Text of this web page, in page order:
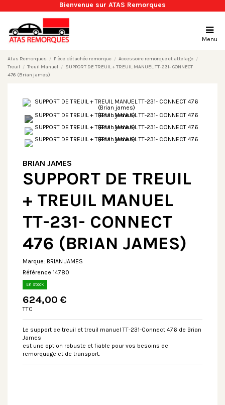
Bienvenue sur ATAS Remorques
Menu
Atas Remorques Pièce détachée remorque
Accessoire remorque et attelage
Treuil
Treuil Manuel
SUPPORT DE TREUIL + TREUIL MANUEL TT-231- CONNECT
476 (Brian james)
BRIAN JAMES
SUPPORT DE TREUIL
+ TREUIL MANUEL
TT-231- CONNECT
476 (BRIAN JAMES)
Marque: BRIAN JAMES
Référence 14780
En stock
624,00 €
TTC
Le support de treuil et treuil manuel TT-231-Connect 476 de Brian
James
est une option robuste et fiable pour vos besoins de
remorquage et de transport.